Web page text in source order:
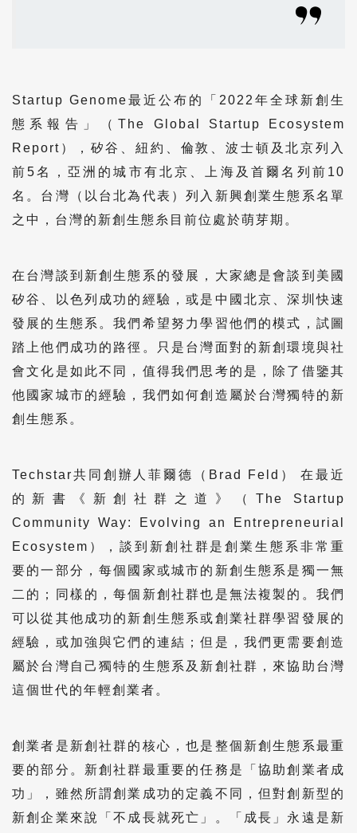
Startup Genome最近公布的「2022年全球新創生
態系報告」（The Global Startup Ecosystem
Report），矽谷、紐約、倫敦、波士頓及北京列入
前5名，亞洲的城市有北京、上海及首爾名列前10
名。台灣（以台北為代表）列入新興創業生態系名單
之中，台灣的新創生態糸目前位處於萌芽期。
在台灣談到新創生態系的發展，大家總是會談到美國
矽谷、以色列成功的經驗，或是中國北京、深圳快速
發展的生態系。我們希望努力學習他們的模式，試圖
踏上他們成功的路徑。只是台灣面對的新創環境與社
會文化是如此不同，值得我們思考的是，除了借鑒其
他國家城市的經驗，我們如何創造屬於台灣獨特的新
創生態系。
Techstar共同創辦人菲爾德（Brad Feld） 在最近
的新書《新創社群之道》（The Startup
Community Way: Evolving an Entrepreneurial
Ecosystem），談到新創社群是創業生態系非常重
要的一部分，每個國家或城市的新創生態系是獨一無
二的；同樣的，每個新創社群也是無法複製的。我們
可以從其他成功的新創生態系或創業社群學習發展的
經驗，或加強與它們的連結；但是，我們更需要創造
屬於台灣自己獨特的生態系及新創社群，來協助台灣
這個世代的年輕創業者。
創業者是新創社群的核心，也是整個新創生態系最重
要的部分。新創社群最重要的任務是「協助創業者成
功」，雖然所謂創業成功的定義不同，但對創新型的
新創企業來說「不成長就死亡」。「成長」永遠是新